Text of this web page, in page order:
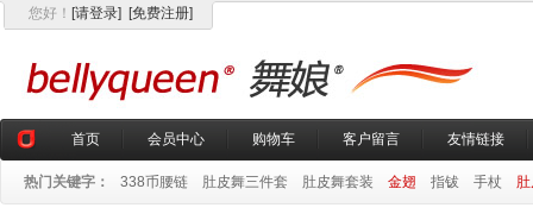
您好 ！ [请登录] [免费注册]
首页 会员中心 购物车 客户留言 友情链接
热门关键字： 338币腰链 肚皮舞三件套 肚皮舞套装 金翅 指钹 手杖